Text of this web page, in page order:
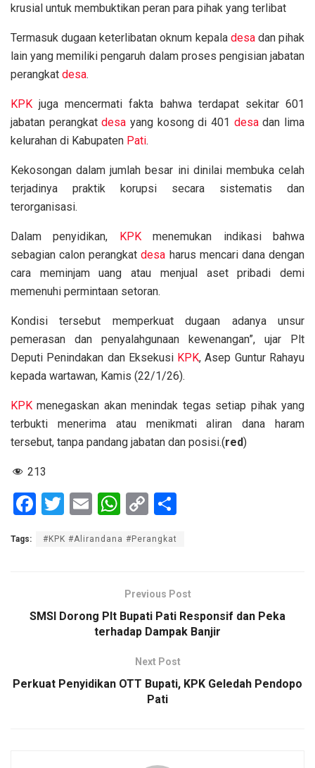
krusial untuk membuktikan peran para pihak yang terlibat
Termasuk dugaan keterlibatan oknum kepala desadan pihak
lain yang memiliki pengaruh dalam proses pengisian jabatan
perangkat desa.
KPK juga mencermati fakta bahwa terdapat sekitar 601
jabatan perangkatdesa yang kosong di 401 desadan lima
kelurahan di Kabupaten Pati.
Kekosongan dalam jumlah besar ini dinilai membuka celah
terjadinya praktik korupsi secara sistematis dan
terorganisasi.
Dalam penyidikan, KPKmenemukan indikasi bahwa
sebagian calon perangkatdesa harus mencari dana dengan
cara meminjam uang atau menjual aset pribadi demi
memenuhi permintaan setoran.
Kondisi tersebut memperkuat dugaan adanya unsur
pemerasan dan penyalahgunaan kewenangan”, ujar Plt
Deputi Penindakan dan Eksekusi KPK, Asep Guntur Rahayu
kepada wartawan, Kamis (22/1/26).
KPK menegaskan akan menindak tegas setiap pihak yang
terbukti menerima atau menikmati aliran dana haram
tersebut, tanpa pandang jabatan dan posisi.(red)
213
F
ce
o
T
tt
E
ail
W
at
A
p
p
C
py
n
k
Tags: #KPK #Alirandana #Perangkat
Previous Post
SMSI Dorong Plt Bupati Pati Responsif dan Peka
terhadap Dampak Banjir
Next Post
Perkuat Penyidikan OTT Bupati, KPK Geledah Pendopo
Pati